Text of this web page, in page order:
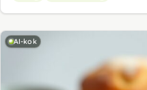
AI-kok